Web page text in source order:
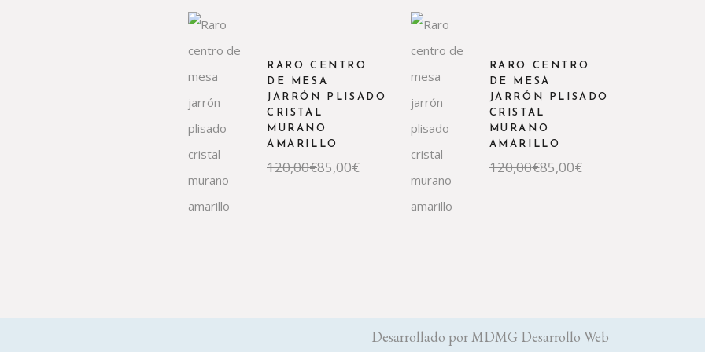
RARO CENTRO
DE MESA
JARRÓN PLISADO
CRISTAL
MURANO
AMARILLO
120,00€
El
precio
85,00€
El
precio
RARO CENTRO
DE MESA
JARRÓN PLISADO
CRISTAL
MURANO
AMARILLO
120,00€
El
precio
85,00€
El
precio
Desarrollado porMDMG Desarrollo Web